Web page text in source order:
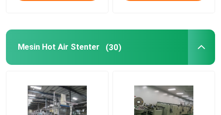
Produk
Tentang kami
Mesin Hot Air Stenter (30)